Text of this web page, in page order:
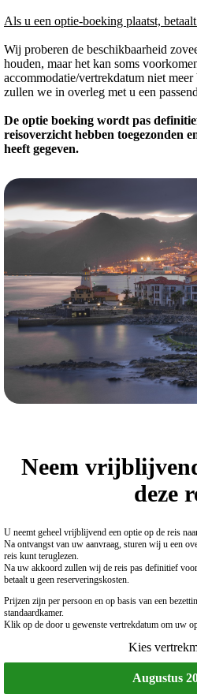
Als u een optie-boeking plaatst,
Wij proberen de beschikbaarheid
houden, maar het kan soms
accommodatie/vertrekdatum niet
zullen we in overleg met u een
De optie boeking wordt pas
reisoverzicht hebben toegezonden
heeft gegeven.
Neem
deze
U neemt geheel vrijblijvend een optie op de reis
Na ontvangst van uw aanvraag, sturen wij u een
reis kunt teruglezen.
Na uw akkoord zullen wij de reis pas definitief
betaalt u geen reserveringskosten.
Prijzen zijn per persoon en op basis van een
standaardkamer.
Klik op de door u gewenste vertrekdatum om uw
Kies